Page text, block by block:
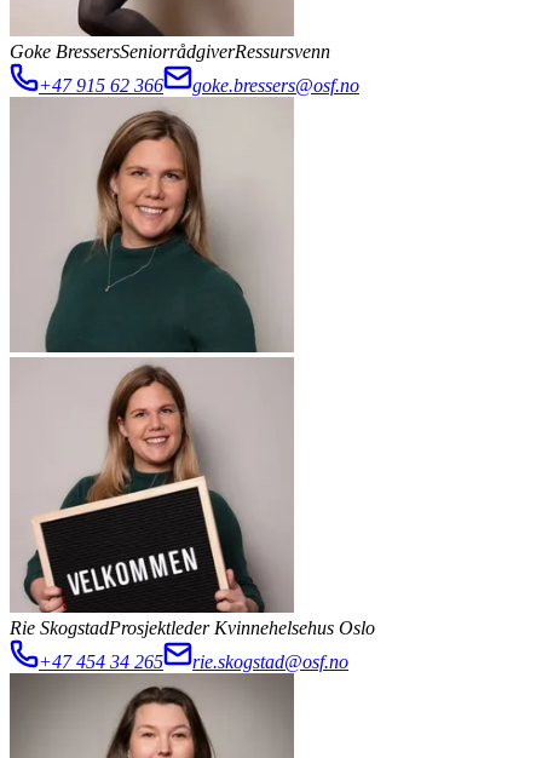
Goke BressersSeniorrådgiverRessursvenn
+47 915 62 366
goke.bressers@osf.no
Rie SkogstadProsjektleder Kvinnehelsehus Oslo
+47 454 34 265
rie.skogstad@osf.no